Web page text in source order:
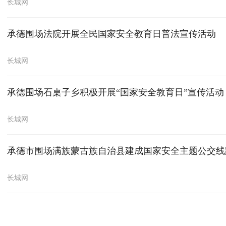
长城网
承德围场法院开展全民国家安全教育日普法宣传活动
长城网
承德围场石桌子乡积极开展“国家安全教育日”宣传活动
长城网
承德市围场满族蒙古族自治县建成国家安全主题公交
长城网